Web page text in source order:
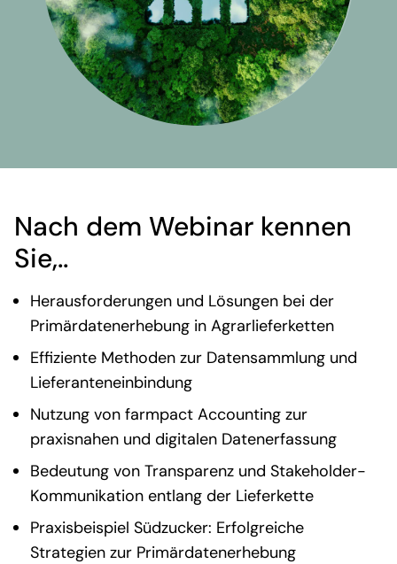
Nach dem Webinar kennen
Sie,..
Herausforderungen und Lösungen bei der
Primärdatenerhebung in Agrarlieferketten
Effiziente Methoden zur Datensammlung und
Lieferanteneinbindung
Nutzung von farmpact Accounting zur
praxisnahen und digitalen Datenerfassung
Bedeutung von Transparenz und Stakeholder-
Kommunikation entlang der Lieferkette
Praxisbeispiel Südzucker: Erfolgreiche
Strategien zur Primärdatenerhebung